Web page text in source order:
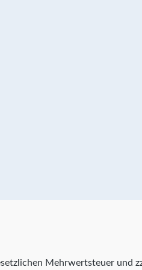
Mehrwertsteuer und